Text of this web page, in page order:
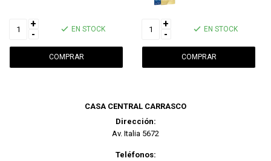
+
-
EN STOCK
+
-
EN STOCK
CASA CENTRAL CARRASCO
Dirección:
Av. Italia 5672
Teléfonos: